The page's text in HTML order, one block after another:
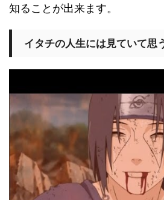
知ることが出来ます。
イタチの人生には見ていて思